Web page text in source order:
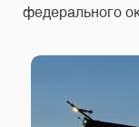
федерального